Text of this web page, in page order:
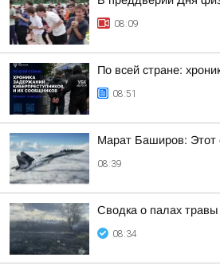
08:09
По всей стране:
08:51
Марат Баширов: Этот
08:39
Сводка о палах травы
08:34